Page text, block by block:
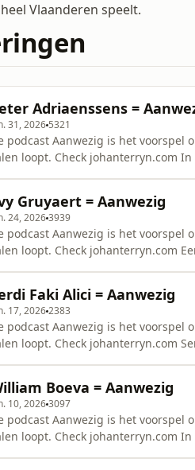
Vlaanderen speelt.
Adriaenssens =
31, 2026 5321
podcast Aanwezig is het voorspel
loopt. Check johanterryn.com
geldt: als &eacute;&eacut
Gruyaert = Aanwezig
24, 20263939
podcast Aanwezig is het voorspel
loopt. Check johanterryn.com
Die staan gewo
Faki Alici = Aanwezig
17, 20262383
podcast Aanwezig is het voorspel
loopt. Check johanterryn.com
Boeva = Aanwezig
10, 20263097
podcast Aanwezig is het voorspel
loopt. Check johanterryn.com